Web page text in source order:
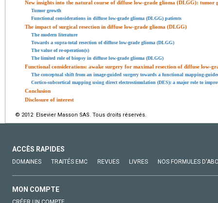
New insights into the natural course of diffuse low-grade glioma (DLGG): tumor
Tumor growth
Functional considerations in diffuse low-grade glioma (DLGG) patients
The impact of surgical resection in diffuse low-grade glioma (DLGG)
The modern literature
Towards a supra-total resection of diffuse low-grade glioma (DLGG)
The value of re-operation(s)
The limited role of biopsy in diffuse low-grade glioma (DLGG)
Functional considerations: awake surgery for maximal resection of diffuse low-
The conceptual shift from an image-guided surgery towards a functional mapping-
Cortico-subcortical mapping using direct electrostimulation (DES): a major role to
Conclusion
Disclosure of interest
© 2012 Elsevier Masson SAS. Tous droits réservés.
ACCÈS RAPIDES
DOMAINES TRAITÉS EMC REVUES LIVRES NOS FORMULES
MON COMPTE